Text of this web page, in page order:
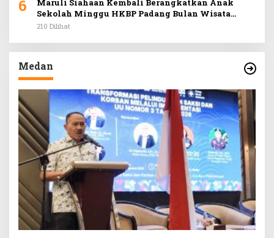
6
Maruli Siahaan Kembali Berangkatkan Anak
Sekolah Minggu HKBP Padang Bulan Wisata
Rohani ke Hill Park
210 Dilihat
Medan